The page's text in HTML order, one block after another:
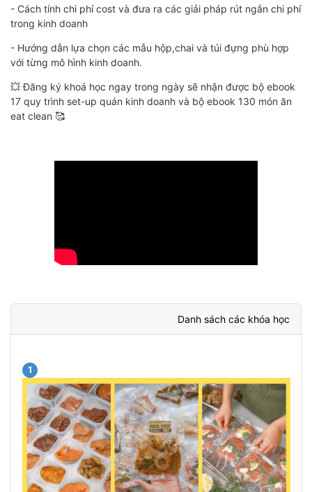
- Cách tính chi phí cost và đưa ra các giải pháp rút ngắn chi phí
trong kinh doanh
- Hướng dẫn lựa chọn các mẫu hộp,chai và túi đựng phù hợp
với từng mô hình kinh doanh.
💥 Đăng ký khoá học ngay trong ngày sẽ nhận được bộ ebook
17 quy trình set-up quán kinh doanh và bộ ebook 130 món ăn
eat clean 🥰
Danh sách các khóa học
1